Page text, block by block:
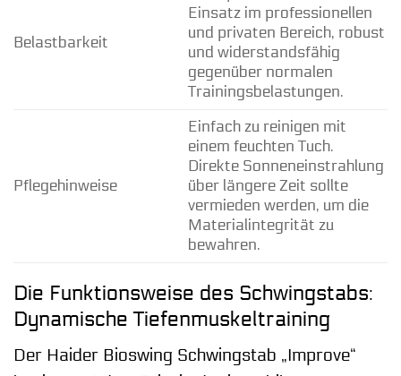
Belastbarkeit
Einsatz im professionellen
und privaten Bereich, robust
und widerstandsfähig
gegenüber normalen
Trainingsbelastungen.
Pflegehinweise
Einfach zu reinigen mit
einem feuchten Tuch.
Direkte Sonneneinstrahlung
über längere Zeit sollte
vermieden werden, um die
Materialintegrität zu
bewahren.
Die Funktionsweise des Schwingstabs:
Dynamische Tiefenmuskeltraining
Der Haider Bioswing Schwingstab „Improve“